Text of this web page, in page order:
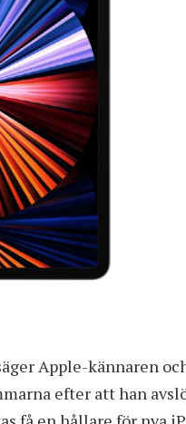
Apple-kännaren
efter att han